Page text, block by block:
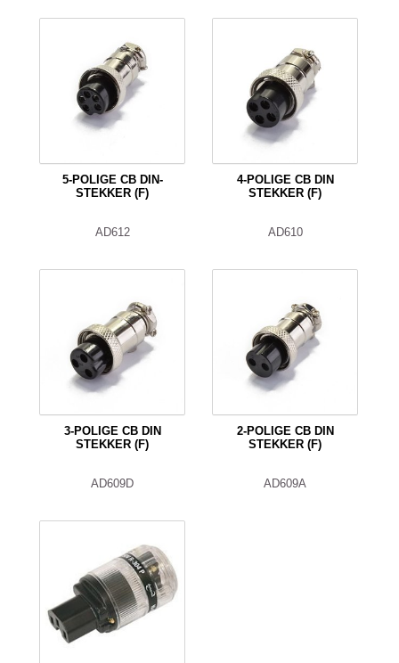
5-POLIGE CB DIN-
STEKKER (F)
AD612
4-POLIGE CB DIN
STEKKER (F)
AD610
3-POLIGE CB DIN
STEKKER (F)
AD609D
2-POLIGE CB DIN
STEKKER (F)
AD609A